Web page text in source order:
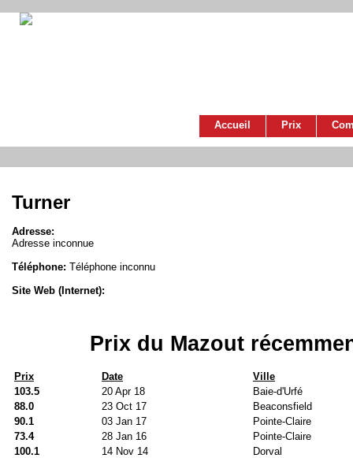
Accueil Prix
Turner
Adresse:
Adresse inconnue
Téléphone: Téléphone inconnu
Site Web (Internet):
Prix du Mazout
Prix Date
Ville
103.5
20 Apr 18
Baie-d'Urfé
88.0
23 Oct 17
Beaconsfield
90.1
03 Jan 17
Pointe-Claire
73.4
28 Jan 16
Pointe-Claire
100.1
14 Nov 14
Dorval